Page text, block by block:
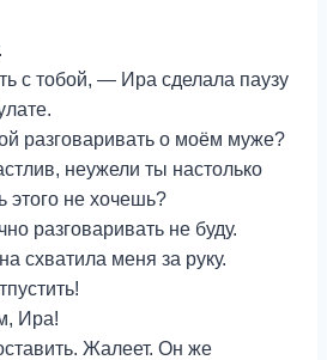
с тобой, — Ира сделала паузу
разговаривать о моём муже?
неужели ты настолько
этого не хочешь?
разговаривать не буду.
схватила меня за руку.
Ира!
Жалеет. Он же